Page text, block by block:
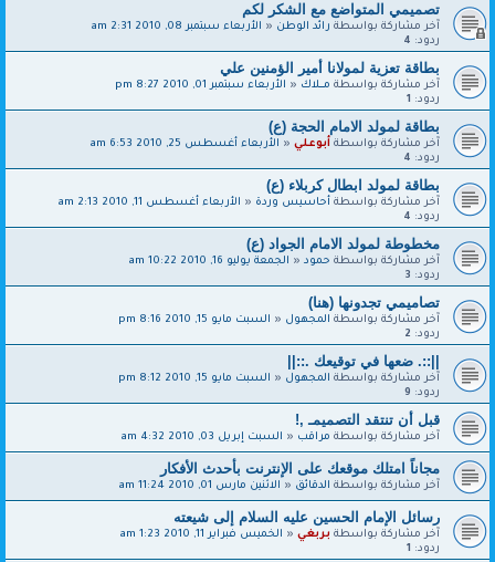
تصميمي المتواضع مع الشكر لكم
آخر مشاركة بواسطةرائد الوطن« الأربعاء سبتمبر 08, 2010 2:31 am
ردود: 4
بطاقة تعزية لمولانا أمير الؤمنين علي
آخر مشاركة بواسطةمــــلاك« الأربعاء سبتمبر 01, 2010 8:27 pm
ردود:
بطاقة لمولد الامام الحجة (ع)
آخر مشاركة بواسطةأبوعلي« الأربعاء أغسطس 25, 2010 6:53 am
ردود: 4
بطاقة لمولد ابطال كربلاء (ع)
آخر مشاركة بواسطةأحاسيس وردة« الأربعاء أغسطس 11, 2010 2:13 am
ردود: 4
مخطوطة لمولد الامام الجواد (ع)
آخر مشاركة بواسطةحمود« الجمعة يوليو 16, 2010 10:22 am
ردود: 3
تصاميمي تجدونها (هنا)
آخر مشاركة بواسطةالمجهول« السبت مايو 15, 2010 8:16 pm
ردود: 2
||::. ضعها في توقيعك .::||
آخر مشاركة بواسطةالمجهول« السبت مايو 15, 2010 8:12 pm
ردود: 9
قبل أن تنتقد التصميمـ ,!
آخر مشاركة بواسطةمراقب« السبت إبريل 03, 2010 4:32 am
مجاناً امتلك موقعك على الإنترنت بأحدث الأفكار
آخر مشاركة بواسطةالدقائق« الاثنين مارس 01, 2010 11:24 am
رسائل الإمام الحسين عليه السلام إلى شيعته‎
آخر مشاركة بواسطةبربغي« الخميس فبراير 11, 2010 1:23 am
ردود: